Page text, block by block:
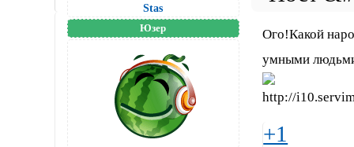
Stas
Юзер
Ого!Какой
умными
+1